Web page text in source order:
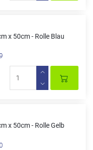
x 50cm - Rolle Blau
x 50cm - Rolle Gelb